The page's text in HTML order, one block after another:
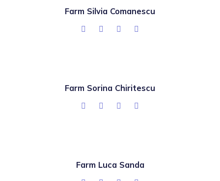
Farm Silvia Comanescu
Farm Sorina Chiritescu
Farm Luca Sanda